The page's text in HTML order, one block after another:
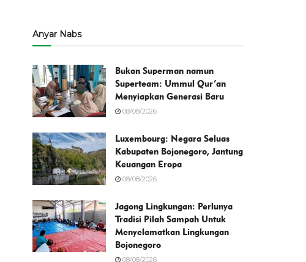
Anyar Nabs
Bukan Superman namun
Superteam: Ummul Qur’an
Menyiapkan Generasi Baru
08/08/2026
Luxembourg: Negara Seluas
Kabupaten Bojonegoro, Jantung
Keuangan Eropa
08/08/2026
Jagong Lingkungan: Perlunya
Tradisi Pilah Sampah Untuk
Menyelamatkan Lingkungan
Bojonegoro
08/08/2026